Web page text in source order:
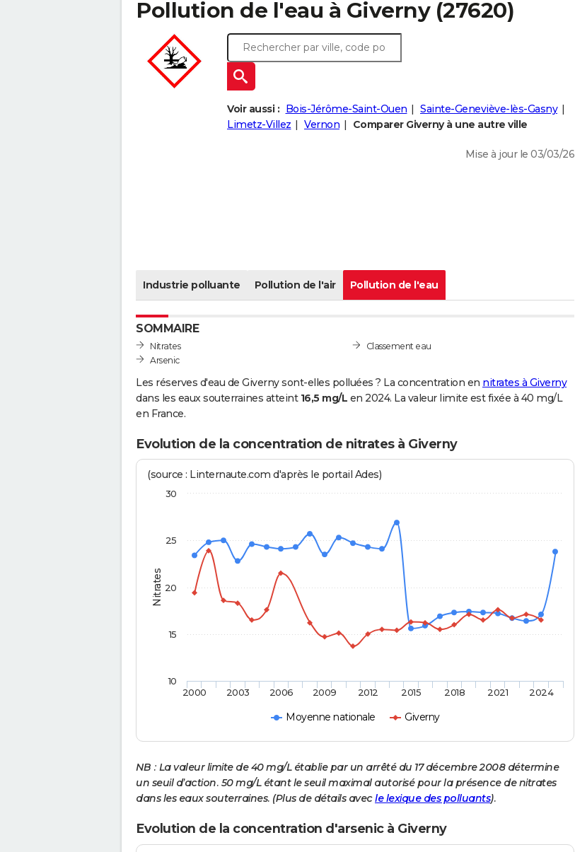
Pollution de l'eau à Giverny (27620)
Voir aussi : Bois-Jérôme-Saint-Ouen
Sainte-Geneviève-lès-Gasny
Limetz-Villez
Vernon Comparer Giverny à une autre ville
Mise à jour le 03/03/26
Industrie polluante Pollution de l'air Pollution de l'eau
SOMMAIRE
Nitrates
Arsenic
Classement eau
Les réserves d'eau de Giverny sont-elles polluées ? La concentration en nitrates à Giverny
dans les eaux souterraines atteint 16,5 mg/L en 2024. La valeur limite est fixée à 40 mg/L
en France.
Evolution de la concentration de nitrates à Giverny
Nitrates
(source : Linternaute.com d'après le portail Ades)
Moyenne nationale Giverny
2000 2003 2006 2009 2012 2015 2018 2021 2024
10
15
20
25
30
NB : La valeur limite de 40 mg/L établie par un arrêté du 17 décembre 2008 détermine
un seuil d’action. 50 mg/L étant le seuil maximal autorisé pour la présence de nitrates
dans les eaux souterraines. (Plus de détails avecle lexique des polluants).
Evolution de la concentration d'arsenic à Giverny